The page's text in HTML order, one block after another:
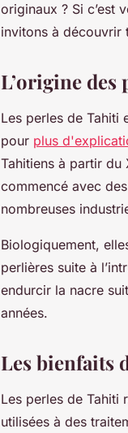
originaux ? Si c’est
invitons à découvrir
L’origine des
Les perles de Tahiti
pour plus
Tahitiens à partir du
commencé avec
nombreuses
Biologiquement,
perlières suite à
endurcir la nacre
années.
Les bienfaits
Les perles de Tahiti
utilisées à des